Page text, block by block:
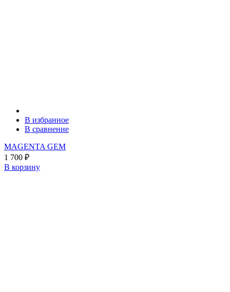
В избранное
В сравнение
MAGENTA GEM
1 700 ₽
В корзину